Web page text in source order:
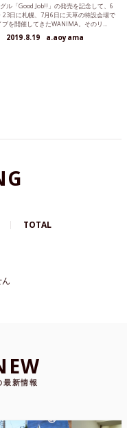
ル「Good Job!!」の発売を記念して、6
23日に札幌、7月6日に天草の特設会場で
ブを開催してきたWANIMA。そのリ...
2019.8.19 a.aoyama
TOTAL
最新情報